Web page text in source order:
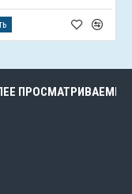
ПРОСМАТРИВАЕМЫЕ